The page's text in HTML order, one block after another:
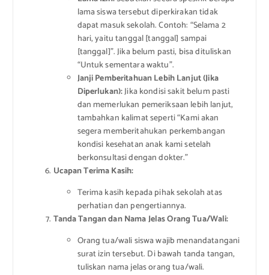
lama siswa tersebut diperkirakan tidak
dapat masuk sekolah. Contoh: “Selama 2
hari, yaitu tanggal [tanggal] sampai
[tanggal]”. Jika belum pasti, bisa dituliskan
“Untuk sementara waktu”.
Janji Pemberitahuan Lebih Lanjut (Jika
Diperlukan):Jika kondisi sakit belum pasti
dan memerlukan pemeriksaan lebih lanjut,
tambahkan kalimat seperti “Kami akan
segera memberitahukan perkembangan
kondisi kesehatan anak kami setelah
berkonsultasi dengan dokter.”
Ucapan Terima Kasih:
Terima kasih kepada pihak sekolah atas
perhatian dan pengertiannya.
Tanda Tangan dan Nama Jelas Orang Tua/Wali:
Orang tua/wali siswa wajib menandatangani
surat izin tersebut. Di bawah tanda tangan,
tuliskan nama jelas orang tua/wali.